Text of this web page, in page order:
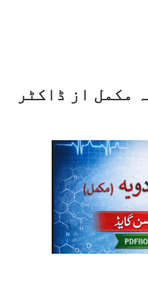
مکمل از ڈاکٹر